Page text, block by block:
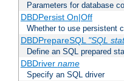
Parameters for database
DBDPersist On|Off
Whether to use persistent
DBDPrepareSQL "SQL
Define an SQL prepared
DBDriver name
Specify an SQL driver